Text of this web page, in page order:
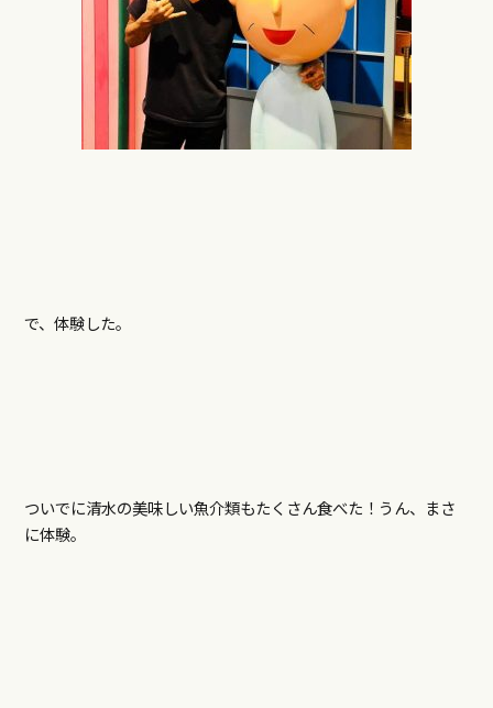
で、体験した。
ついでに清水の美味しい魚介類もたくさん食べた！うん、まさ
に体験。